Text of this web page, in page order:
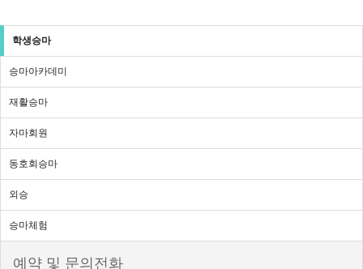
학생승마
승마아카데미
재활승마
자마회원
동호회승마
외승
승마체험
예약 및 문의전화